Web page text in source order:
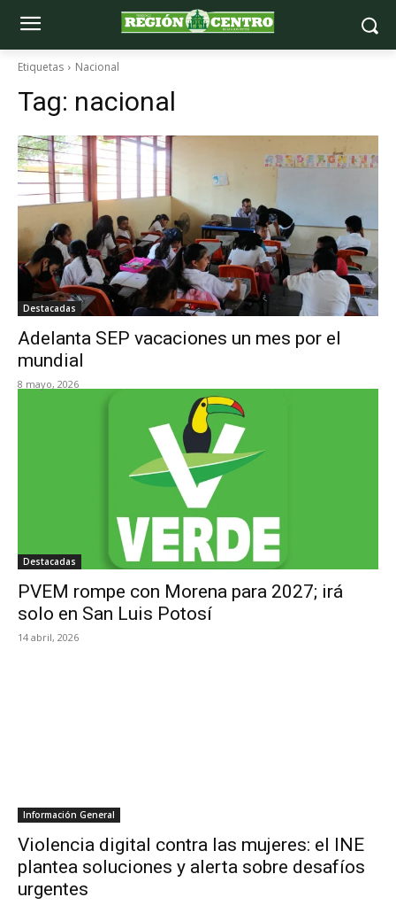
Etiquetas Nacional
Tag: nacional
Destacadas
Adelanta SEP vacaciones un mes por el
mundial
8 mayo, 2026
Destacadas
PVEM rompe con Morena para 2027; irá
solo en San Luis Potosí
14 abril, 2026
Información General
Violencia digital contra las mujeres: el INE
plantea soluciones y alerta sobre desafíos
urgentes